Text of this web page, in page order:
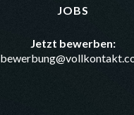
JOBS
Jetzt bewerben: